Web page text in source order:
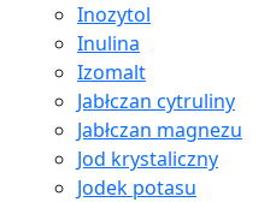
Inozytol
Inulina
Izomalt
Jabłczan cytruliny
Jabłczan magnezu
Jod krystaliczny
Jodek potasu